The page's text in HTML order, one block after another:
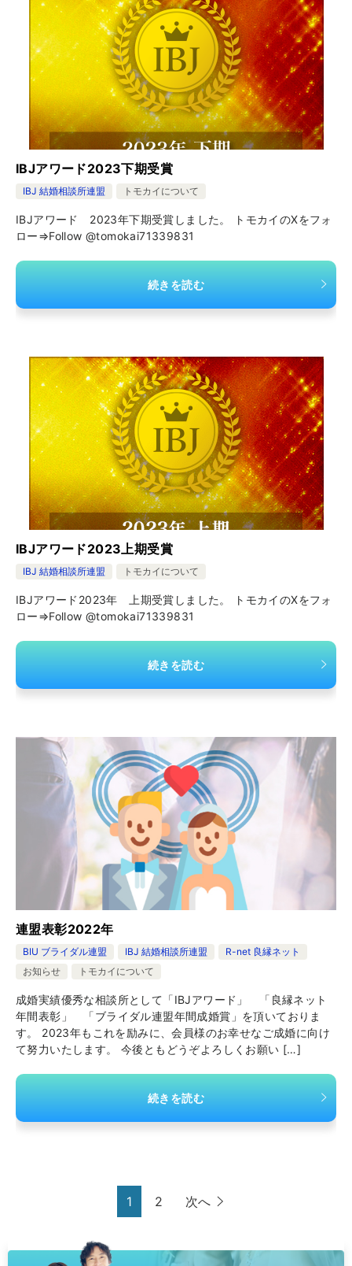
IBJアワード2023下期受賞
IBJ 結婚相談所連盟 トモカイについて
IBJアワード 2023年下期受賞しました。 トモカイのXをフォ
ロー⇒Follow @tomokai71339831
続きを読む
IBJアワード2023上期受賞
IBJ 結婚相談所連盟 トモカイについて
IBJアワード2023年 上期受賞しました。 トモカイのXをフォ
ロー⇒Follow @tomokai71339831
続きを読む
連盟表彰2022年
BIU ブライダル連盟 IBJ 結婚相談所連盟
R-net 良縁ネット
お知らせ
トモカイについて
成婚実績優秀な相談所として「IBJアワード」 「良縁ネット
年間表彰」 「ブライダル連盟年間成婚賞」を頂いておりま
す。 2023年もこれを励みに、会員様のお幸せなご成婚に向け
て努力いたします。 今後ともどうぞよろしくお願い […]
続きを読む
1 2 次へ